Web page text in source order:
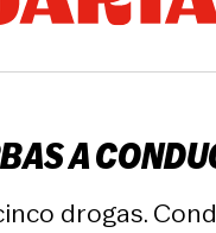
A
drogas.